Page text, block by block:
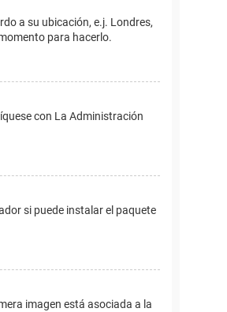
a su ubicación, e.j. Londres,
para hacerlo.
con La Administración
si puede instalar el paquete
imagen está asociada a la